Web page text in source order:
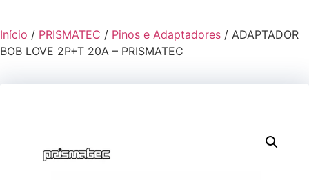
Início / PRISMATEC / Pinos e Adaptadores / ADAPTADOR
BOB LOVE 2P+T 20A – PRISMATEC